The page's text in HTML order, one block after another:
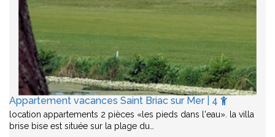
Appartement vacances Saint Briac sur Mer | 4
location appartements 2 pièces «les pieds dans l'eau». la villa
brise bise est située sur la plage du…